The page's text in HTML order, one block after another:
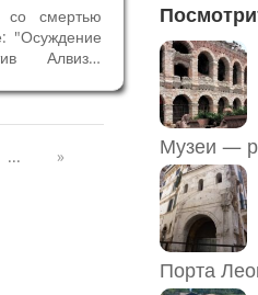
со смертью
"Осуждение
Алвиза,
смерти
и
... »
Порта